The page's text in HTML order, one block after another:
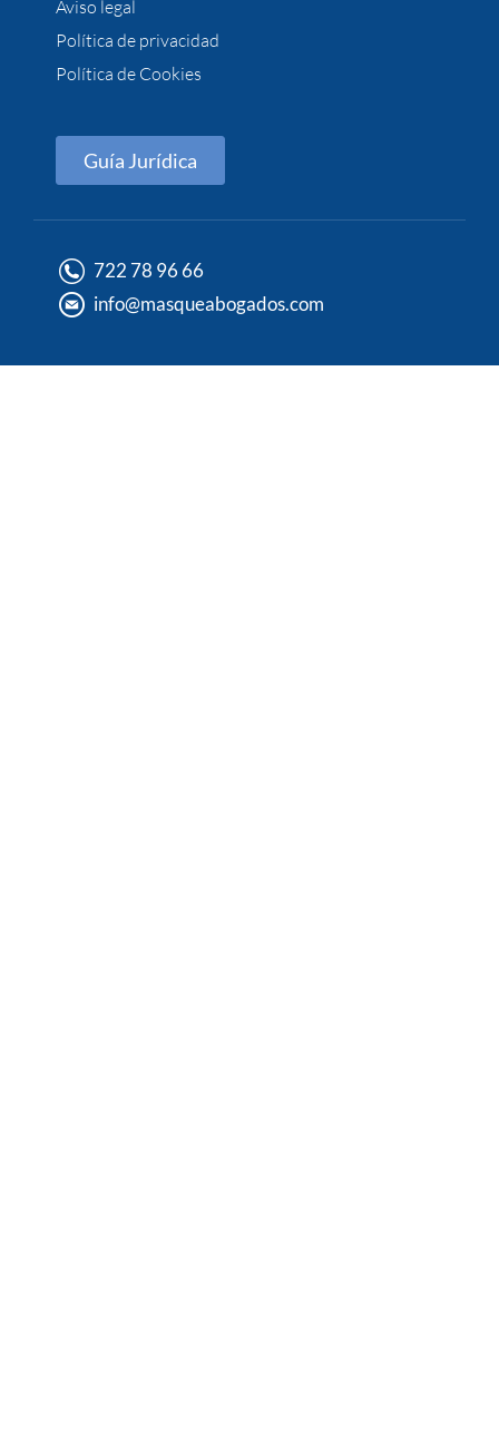
Aviso legal
Política de privacidad
Política de Cookies
Guía Jurídica
722 78 96 66
info@masqueabogados.com